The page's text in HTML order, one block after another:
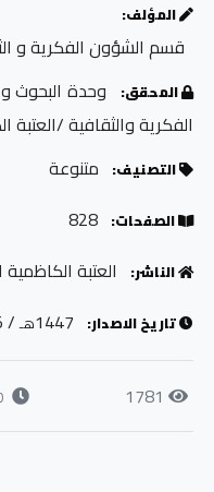
المؤلف:
قسم الشؤون الفكرية و
المحقق:
وحدة البحوث
الفكرية والثقافية /
التصنيف: متنوعة
الصفحات: 828
الناشر: العتبة
تاريخ الاصدار: 1447هـ/ 2025
1781